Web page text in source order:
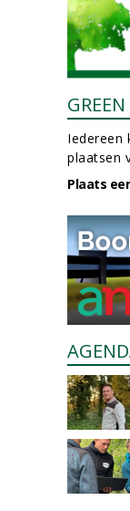
Iedereen
plaatsen
Plaats